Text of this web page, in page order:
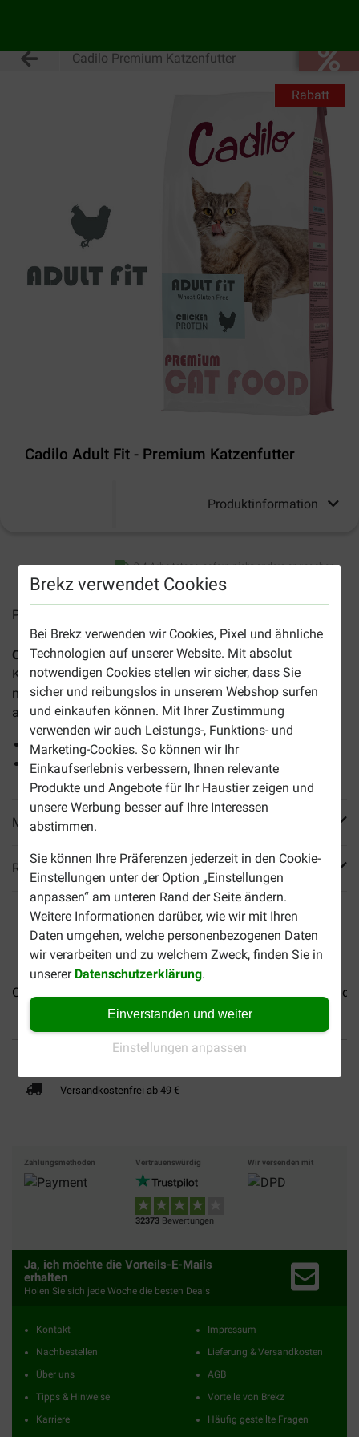
Brekz verwendet Cookies
Bei Brekz verwenden wir Cookies, Pixel und ähnliche
Technologien auf unserer Website. Mit absolut
notwendigen Cookies stellen wir sicher, dass Sie
sicher und reibungslos in unserem Webshop surfen
und einkaufen können. Mit Ihrer Zustimmung
verwenden wir auch Leistungs-, Funktions- und
Marketing-Cookies. So können wir Ihr
Einkaufserlebnis verbessern, Ihnen relevante
Produkte und Angebote für Ihr Haustier zeigen und
unsere Werbung besser auf Ihre Interessen
abstimmen.
Sie können Ihre Präferenzen jederzeit in den Cookie-
Einstellungen unter der Option „Einstellungen
anpassen“ am unteren Rand der Seite ändern.
Weitere Informationen darüber, wie wir mit Ihren
Daten umgehen, welche personenbezogenen Daten
wir verarbeiten und zu welchem Zweck, finden Sie in
unserer Datenschutzerklärung.
Einverstanden und weiter
Einstellungen anpassen
Cadilo Premium Katzenfutter
Rabatt
Cadilo Adult Fit - Premium Katzenfutter
Produktinformation
2-4 Arbeitstage, sofern nicht anders angegeben
Preise inkl. MwSt zzgl.
Cadilo Adult Fit Katzenfutterist ein hochwertiges
Katzenfutter, das exklusiv bei Brekz erhältlich ist. Dieses
natürliche Futter ist hervorragend geeignet für Ihre aktive,
ausgewachsene Katze.
Leicht verdaulich
Vollständig weizenglutenfrei
Mehr Produktinfos
Reviews
Cadilo Senior - Premium...
Bis 30% günstiger Sicher bezahlen
Versandkostenfrei ab 49 €
Zahlungsmethoden Vertrauenswürdig
32373 Bewertungen
Wir versenden mit
Ja, ich möchte die Vorteils-E-Mails
erhalten
Holen Sie sich jede Woche die besten Deals
Kontakt
Nachbestellen
Über uns
Tipps & Hinweise
Karriere
Impressum
Lieferung & Versandkosten
AGB
Vorteile von Brekz
Häufig gestellte Fragen